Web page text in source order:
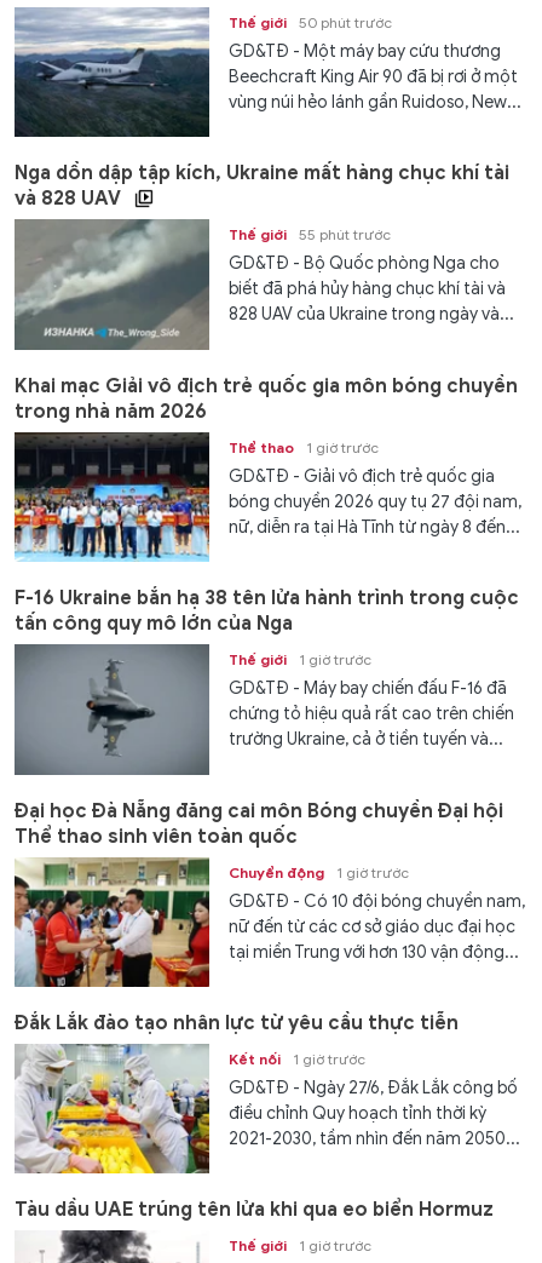
Thế giới 50 phút trước
GD&TĐ - Một máy bay cứu thương
Beechcraft King Air 90 đã bị rơi ở một
vùng núi hẻo lánh gần Ruidoso, New...
Nga dồn dập tập kích, Ukraine mất hàng chục khí tài
và 828 UAV
Thế giới 55 phút trước
GD&TĐ - Bộ Quốc phòng Nga cho
biết đã phá hủy hàng chục khí tài và
828 UAV của Ukraine trong ngày và...
Khai mạc Giải vô địch trẻ quốc gia môn bóng chuyền
trong nhà năm 2026
Thể thao 1 giờ trước
GD&TĐ - Giải vô địch trẻ quốc gia
bóng chuyền 2026 quy tụ 27 đội nam,
nữ, diễn ra tại Hà Tĩnh từ ngày 8 đến...
F-16 Ukraine bắn hạ 38 tên lửa hành trình trong cuộc
tấn công quy mô lớn của Nga
Thế giới 1 giờ trước
GD&TĐ - Máy bay chiến đấu F-16 đã
chứng tỏ hiệu quả rất cao trên chiến
trường Ukraine, cả ở tiền tuyến và...
Đại học Đà Nẵng đăng cai môn Bóng chuyền Đại hội
Thể thao sinh viên toàn quốc
Chuyển động 1 giờ trước
GD&TĐ - Có 10 đội bóng chuyền nam,
nữ đến từ các cơ sở giáo dục đại học
tại miền Trung với hơn 130 vận động...
Đắk Lắk đào tạo nhân lực từ yêu cầu thực tiễn
Kết nối 1 giờ trước
GD&TĐ - Ngày 27/6, Đắk Lắk công bố
điều chỉnh Quy hoạch tỉnh thời kỳ
2021-2030, tầm nhìn đến năm 2050...
Tàu dầu UAE trúng tên lửa khi qua eo biển Hormuz
Thế giới 1 giờ trước